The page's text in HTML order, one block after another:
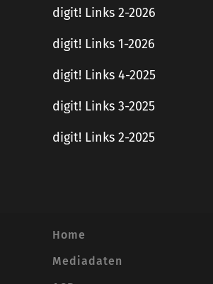
digit! Links 2-2026
digit! Links 1-2026
digit! Links 4-2025
digit! Links 3-2025
digit! Links 2-2025
Home
Mediadaten